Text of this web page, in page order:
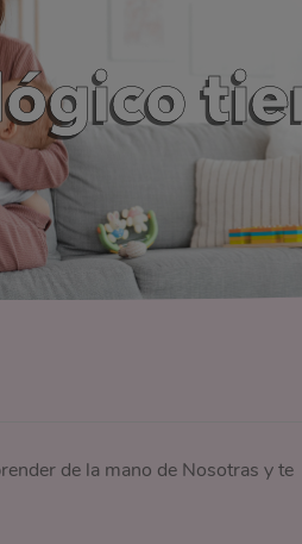
de la mano de Nosotras y te